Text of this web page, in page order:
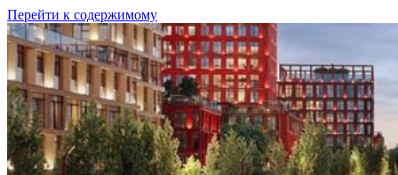
Перейти к содержимому